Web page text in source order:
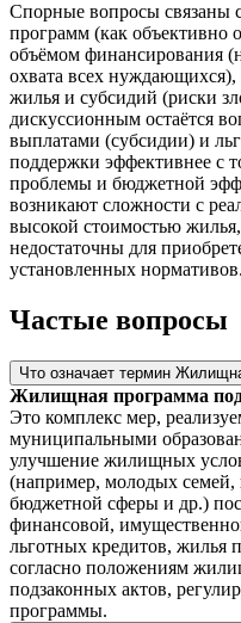
Спорные вопросы связаны
программ (как объективно
объёмом финансирования
охвата всех нуждающихся),
жилья и субсидий (риски
дискуссионным остаётся
выплатами (субсидии) и
поддержки эффективнее с
проблемы и бюджетной
возникают сложности с
высокой стоимостью
недостаточны для
установленных нормативов.
Частые вопросы
Что означает термин
Жилищная программа
Это комплекс мер,
муниципальными
улучшение жилищных
(например, молодых
бюджетной сферы и др.)
финансовой,
льготных кредитов, жилья
согласно положениям
подзаконных актов,
программы.